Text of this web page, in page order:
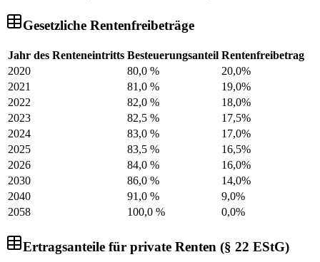
Gesetzliche Rentenfreibeträge
Jahr des Renteneintritts Besteuerungsanteil Rentenfreibetrag
2020
80,0 % 20,0%
2021
81,0 % 19,0%
2022
82,0 % 18,0%
2023
82,5 % 17,5%
2024
83,0 % 17,0%
2025
83,5 % 16,5%
2026
84,0 % 16,0%
2030
86,0 % 14,0%
2040
91,0 % 9,0%
2058
100,0 % 0,0%
Ertragsanteile für private Renten (§ 22 EStG)